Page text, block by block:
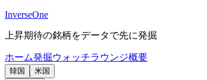
InverseOne
上昇期待の銘柄をデータで先に発掘
ホーム発掘ウォッチラウンジ概要
韓国
米国